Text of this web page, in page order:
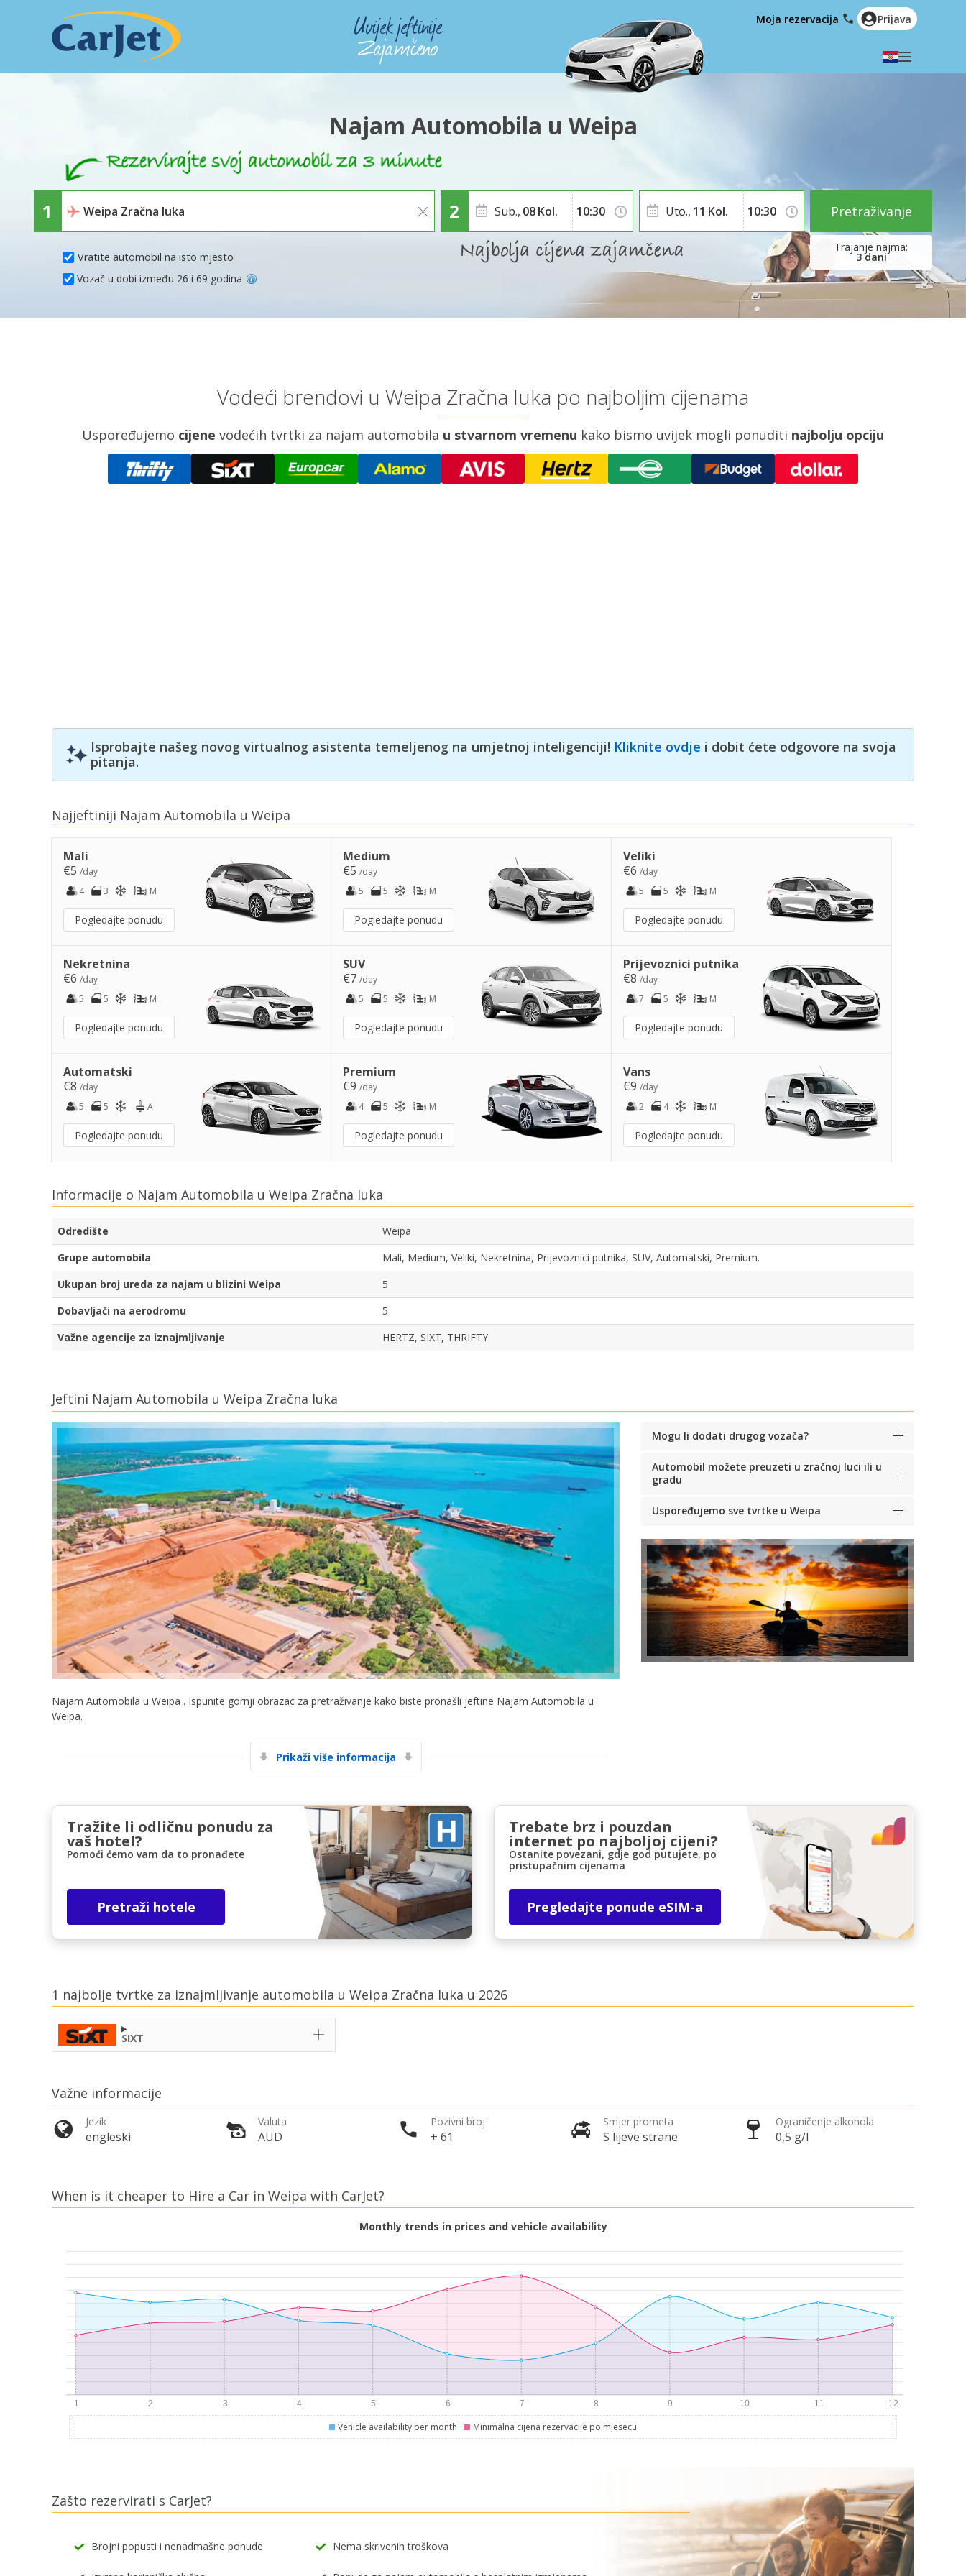
Posebni popusti
Pristupite ekskluzivnim ponudama naših
dobavljača
Prijava putem eLinka
English (US)
Polski
Türkçe
Română
Ελληνικά
Hrvatski
العربية
Moja rezervacija Prijava
Najam Automobila u Weipa
Vratite automobil na isto mjesto
Sub., 08Kol.
3 dani
Uto., 11 Kol.
Vozač u dobi između 26 i 69 godina
Pretraživanje
Vodeći brendovi u Weipa Zračna luka po najboljim cijenama
Uspoređujemo cijene vodećih tvrtki za najam automobila u stvarnom vremenu kako bismo uvijek mogli ponuditi najbolju opciju
Isprobajte našeg novog virtualnog asistenta temeljenog na umjetnoj inteligenciji! Kliknite ovdje i dobit ćete odgovore na svoja
pitanja.
Najjeftiniji Najam Automobila u Weipa
Mali
€5 /day
4
3 M
Pogledajte ponudu
Medium
€5/day
5
5 M
Pogledajte ponudu
Veliki
€6 /day
5
5 M
Pogledajte ponudu
Nekretnina
€6 /day
5
5 M
Pogledajte ponudu
SUV
€7/day
5
5 M
Pogledajte ponudu
Prijevoznici putnika
€8 /day
7
5 M
Pogledajte ponudu
Automatski
€8 /day
5
5 A
Pogledajte ponudu
Premium
€9/day
4
5 M
Pogledajte ponudu
Vans
€9 /day
2
4 M
Pogledajte ponudu
Informacije o Najam Automobila u Weipa Zračna luka
Odredište
Weipa
Grupe automobila
Mali, Medium, Veliki, Nekretnina, Prijevoznici putnika, SUV, Automatski, Premium.
Ukupan broj ureda za najam u blizini Weipa
5
Dobavljači na aerodromu
5
Važne agencije za iznajmljivanje
HERTZ, SIXT, THRIFTY
Jeftini Najam Automobila u Weipa Zračna luka
Najam Automobila u Weipa . Ispunite gornji obrazac za pretraživanje kako biste pronašli jeftine Najam Automobila u
Weipa.
Prikaži više informacija
Mogu li dodati drugog vozača?
Automobil možete preuzeti u zračnoj luci ili u
gradu
Uspoređujemo sve tvrtke u Weipa
Tražite li odličnu ponudu za
vaš hotel?
Pomoći ćemo vam da to pronađete
Pretraži hotele
Trebate brz i pouzdan
internet po najboljoj cijeni?
Ostanite povezani, gdje god putujete, po
pristupačnim cijenama
Pregledajte ponude eSIM-a
1 najbolje tvrtke za iznajmljivanje automobila u Weipa Zračna luka u 2026
SIXT
Važne informacije
Jezik
engleski
Valuta
AUD
Pozivni broj
+ 61
Smjer prometa
S lijeve strane
Ograničenje alkohola
0,5 g/l
When is it cheaper to Hire a Car in Weipa with CarJet?
Monthly trends in prices and vehicle availability
Vehicle availability per month Minimalna cijena rezervacije po mjesecu
Zašto rezervirati s CarJet?
Brojni popusti i nenadmašne ponude Nema skrivenih troškova